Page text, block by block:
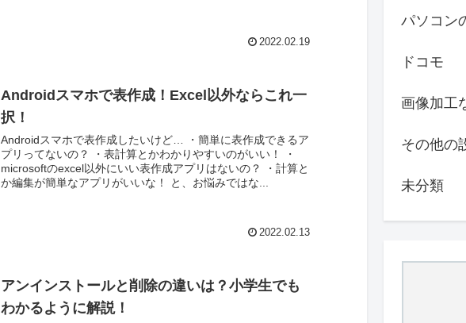
2022.02.19
Androidスマホで表作成！Excel以外ならこれ一
択！
Androidスマホで表作成したいけど… ・簡単に表作成できるア
プリってないの？ ・表計算とかわかりやすいのがいい！ ・
microsoftのexcel以外にいい表作成アプリはないの？ ・計算と
か編集が簡単なアプリがいいな！ と、お悩みではな...
2022.02.13
アンインストールと削除の違いは？小学生でも
わかるように解説！
パソコン
ドコモ
画像加工
その他の
未分類